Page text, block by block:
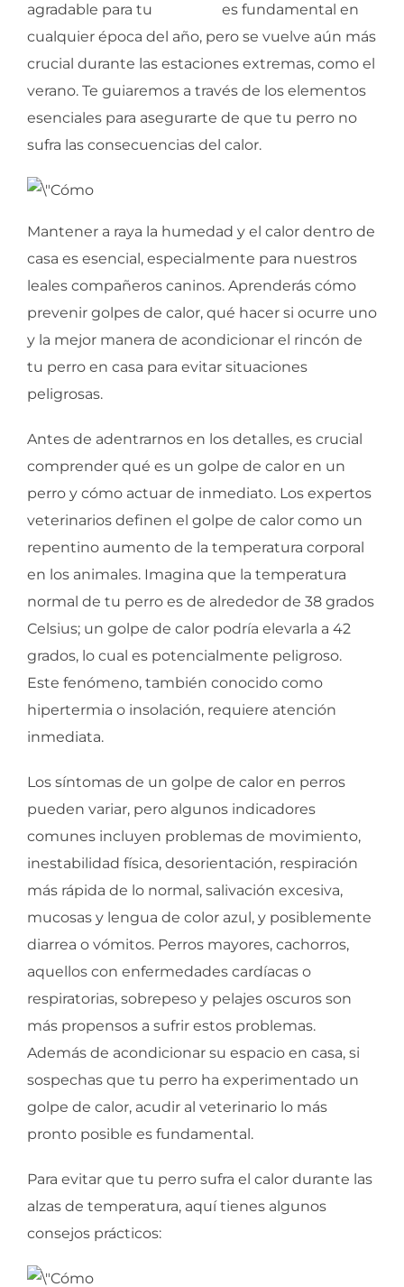
agradable para tu
es fundamental en
cualquier época del año, pero se vuelve aún más
crucial durante las estaciones extremas, como el
verano. Te guiaremos a través de los elementos
esenciales para asegurarte de que tu perro no
sufra las consecuencias del calor.
Mantener a raya la humedad y el calor dentro de
casa es esencial, especialmente para nuestros
leales compañeros caninos. Aprenderás cómo
prevenir golpes de calor, qué hacer si ocurre uno
y la mejor manera de acondicionar el rincón de
tu perro en casa para evitar situaciones
peligrosas.
Antes de adentrarnos en los detalles, es crucial
comprender qué es un golpe de calor en un
perro y cómo actuar de inmediato. Los expertos
veterinarios definen el golpe de calor como un
repentino aumento de la temperatura corporal
en los animales. Imagina que la temperatura
normal de tu perro es de alrededor de 38 grados
Celsius; un golpe de calor podría elevarla a 42
grados, lo cual es potencialmente peligroso.
Este fenómeno, también conocido como
hipertermia o insolación, requiere atención
inmediata.
Los síntomas de un golpe de calor en perros
pueden variar, pero algunos indicadores
comunes incluyen problemas de movimiento,
inestabilidad física, desorientación, respiración
más rápida de lo normal, salivación excesiva,
mucosas y lengua de color azul, y posiblemente
diarrea o vómitos. Perros mayores, cachorros,
aquellos con enfermedades cardíacas o
respiratorias, sobrepeso y pelajes oscuros son
más propensos a sufrir estos problemas.
Además de acondicionar su espacio en casa, si
sospechas que tu perro ha experimentado un
golpe de calor, acudir al veterinario lo más
pronto posible es fundamental.
Para evitar que tu perro sufra el calor durante las
alzas de temperatura, aquí tienes algunos
consejos prácticos: